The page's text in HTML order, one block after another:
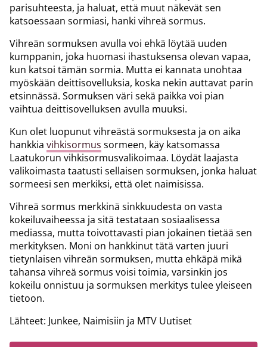
parisuhteesta, ja haluat, että muut näkevät sen
katsoessaan sormiasi, hanki vihreä sormus.
Vihreän sormuksen avulla voi ehkä löytää uuden
kumppanin, joka huomasi ihastuksensa olevan vapaa,
kun katsoi tämän sormia. Mutta ei kannata unohtaa
myöskään deittisovelluksia, koska nekin auttavat parin
etsinnässä. Sormuksen väri sekä paikka voi pian
vaihtua deittisovelluksen avulla muuksi.
Kun olet luopunut vihreästä sormuksesta ja on aika
hankkia vihkisormus sormeen, käy katsomassa
Laatukorun vihkisormusvalikoimaa. Löydät laajasta
valikoimasta taatusti sellaisen sormuksen, jonka haluat
sormeesi sen merkiksi, että olet naimisissa.
Vihreä sormus merkkinä sinkkuudesta on vasta
kokeiluvaiheessa ja sitä testataan sosiaalisessa
mediassa, mutta toivottavasti pian jokainen tietää sen
merkityksen. Moni on hankkinut tätä varten juuri
tietynlaisen vihreän sormuksen, mutta ehkäpä mikä
tahansa vihreä sormus voisi toimia, varsinkin jos
kokeilu onnistuu ja sormuksen merkitys tulee yleiseen
tietoon.
Lähteet: Junkee, Naimisiin ja MTV Uutiset